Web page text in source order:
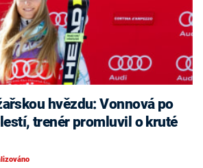
trenér promluvil o kruté